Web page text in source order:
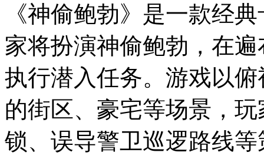
《神偷鲍勃》是一款经
家将扮演神偷鲍勃，在
执行潜入任务。游戏以
的街区、豪宅等场景，
锁、误导警卫巡逻路线